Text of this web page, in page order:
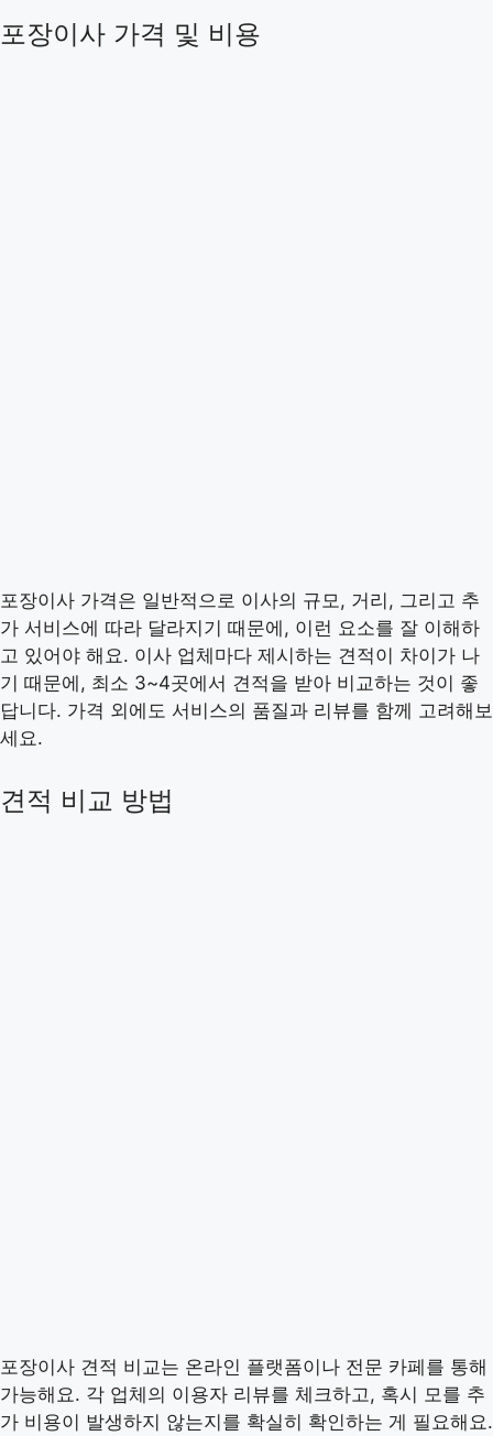
포장이사 가격 및 비용
포장이사 가격은 일반적으로 이사의 규모, 거리, 그리고 추
가 서비스에 따라 달라지기 때문에, 이런 요소를 잘 이해하
고 있어야 해요. 이사 업체마다 제시하는 견적이 차이가 나
기 때문에, 최소 3~4곳에서 견적을 받아 비교하는 것이 좋
답니다. 가격 외에도 서비스의 품질과 리뷰를 함께 고려해보
세요.
견적 비교 방법
포장이사 견적 비교는 온라인 플랫폼이나 전문 카페를 통해
가능해요. 각 업체의 이용자 리뷰를 체크하고, 혹시 모를 추
가 비용이 발생하지 않는지를 확실히 확인하는 게 필요해요.